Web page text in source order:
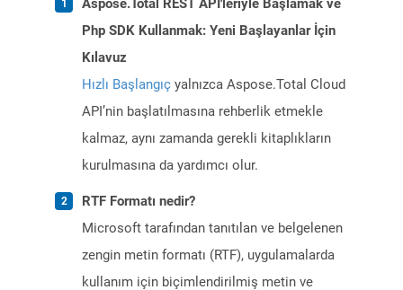
Aspose.Total REST API'leriyle Başlamak ve
Php SDK Kullanmak: Yeni Başlayanlar İçin
Kılavuz
Hızlı Başlangıç yalnızca Aspose.Total Cloud
API’nin başlatılmasına rehberlik etmekle
kalmaz, aynı zamanda gerekli kitaplıkların
kurulmasına da yardımcı olur.
RTF Formatı nedir?
Microsoft tarafından tanıtılan ve belgelenen
zengin metin formatı (RTF), uygulamalarda
kullanım için biçimlendirilmiş metin ve